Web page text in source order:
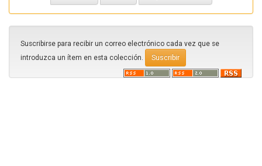
Suscribirse para recibir un correo electrónico cada vez que se
introduzca un ítem en esta colección.